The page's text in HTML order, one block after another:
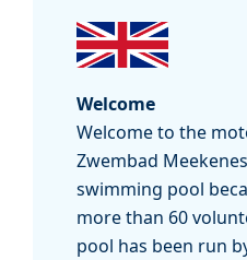
Welcome
Welcome to the
Zwembad
swimming pool
more than 60
pool has been run